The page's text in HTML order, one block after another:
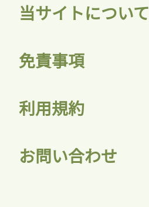
当サイトについて
免責事項
利用規約
お問い合わせ